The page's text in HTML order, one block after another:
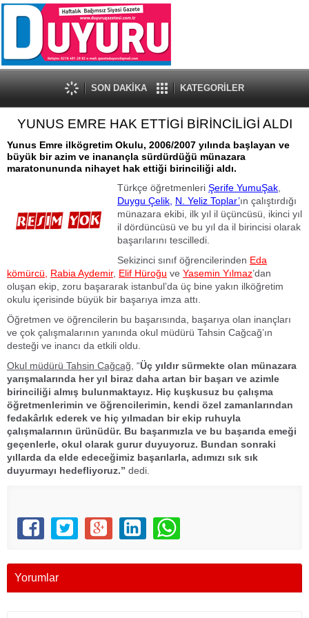
SON DAKİKA KATEGORİLER
YUNUS EMRE HAK ETTİGİ BİRİNCİLİGİ ALDI
Yunus Emre ilkögretim Okulu, 2006/2007 yılında başlayan ve
büyük bir azim ve inanançla sürdürdüğü münazara
maratonununda nihayet hak ettiği birinciliği aldı.
Türkçe öğretmenleri Şerife YumuŞak
Duygu Çelik, N. Yeliz Toplar’ın çalıştırdığı
münazara ekibi, ilk yıl il üçüncüsü, ikinci yıl
il dördüncüsü ve bu yıl da il birincisi olarak
başarılarını tescilledi.
Sekizinci sınıf öğrencilerinden Eda
kömürcü,
Rabia Aydemir, Elif Hüroğu ve Yasemin Yılmaz’dan
oluşan ekip, zoru başararak istanbul’da üç bine yakın ilköğretim
okulu içerisinde büyük bir başarıya imza attı.
Öğretmen ve öğrencilerin bu başarısında, başarıya olan inançları
ve çok çalışmalarının yanında okul müdürü Tahsin Cağcağ’ın
desteği ve inancı da etkili oldu.
Okul müdürü Tahsin Cağcağ, “Üç yıldır sürmekte olan münazara
yarışmalarında her yıl biraz daha artan bir başarı ve azimle
birinciliği almış bulunmaktayız. Hiç kuşkusuz bu çalışma
öğretmenlerimin ve öğrencilerimin, kendi özel zamanlarından
fedakârlık ederek ve hiç yılmadan bir ekip ruhuyla
çalışmalarının ürünüdür. Bu başarımızla ve bu başarıda emeği
geçenlerle, okul olarak gurur duyuyoruz. Bundan sonraki
yıllarda da elde edeceğimiz başarılarla, adımızı sık sık
duyurmayı hedefliyoruz.” dedi.
Yorumlar